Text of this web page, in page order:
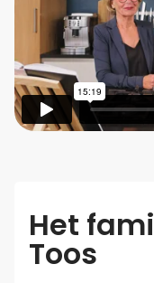
Het
Toos